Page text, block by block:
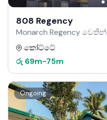
808 Regency
Monarch Regency වෙතින්
කෝට්ටේ
රු 69m-75m
Ongoing